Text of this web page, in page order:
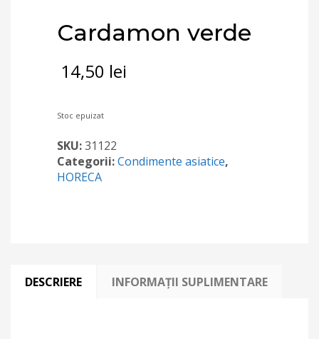
Cardamon verde
14,50 lei
Stoc epuizat
SKU:31122
Categorii:Condimente asiatice,
HORECA
DESCRIERE INFORMAȚII SUPLIMENTARE